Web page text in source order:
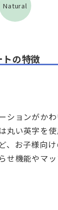
Natural
トの特徴
ションがか
丸い英字を
、お子様向
せ機能やマ